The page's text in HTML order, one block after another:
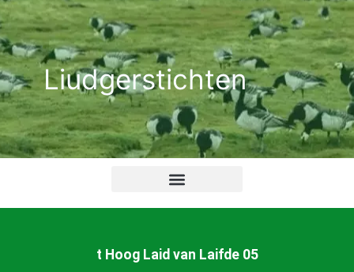
Ga
naar
de
inhoudLiudgerstichten
t Hoog Laid van Laifde 05